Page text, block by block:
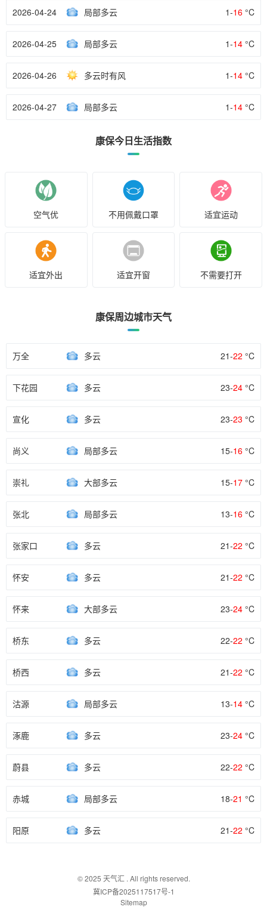
2026-04-24 局部多云 1-16 °C
2026-04-25 局部多云 1-14 °C
2026-04-26 多云时有风 1-14 °C
2026-04-27 局部多云 1-14 °C
康保今日生活指数
空气优 不用佩戴口罩 适宜运动
适宜外出 适宜开窗 不需要打开
康保周边城市天气
万全 多云 21-22 °C
下花园 多云 23-24 °C
宣化 多云 23-23 °C
尚义 局部多云 15-16 °C
崇礼 大部多云 15-17 °C
张北 局部多云 13-16 °C
张家口 多云 21-22 °C
怀安 多云 21-22 °C
怀来 大部多云 23-24 °C
桥东 多云 22-22 °C
桥西 多云 21-22 °C
沽源 局部多云 13-14 °C
涿鹿 多云 23-24 °C
蔚县 多云 22-22 °C
赤城 局部多云 18-21 °C
阳原 多云 21-22 °C
© 2025 天气汇. All rights reserved.
冀ICP备2025117517号-1
Sitemap